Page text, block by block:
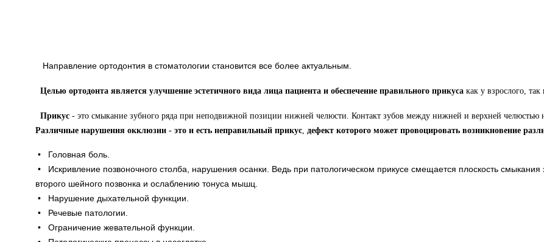
Направление ортодонтия в стоматологии становится все более актуальным.
Целью ортодонта является улучшение эстетичного вида лица пациента и обеспечение правильного прикуса как у взрослого, так
Прикус - это смыкание зубного ряда при неподвижной позиции нижней челюсти. Контакт зубов между нижней и верхней челюстью
Различные нарушения окклюзии - это и есть неправильный прикус дефект которого может провоцировать возникновение
• Головная боль.
• Искривление позвоночного столба, нарушения осанки. Ведь при патологическом прикусе смещается плоскость смыкания
второго шейного позвонка и ослаблению тонуса мышц.
• Нарушение дыхательной функции.
• Речевые патологии.
• Ограничение жевательной функции.